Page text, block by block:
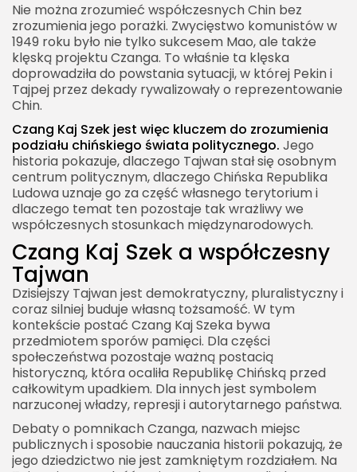
Nie można zrozumieć współczesnych Chin bez
zrozumienia jego porażki. Zwycięstwo komunistów w
1949 roku było nie tylko sukcesem Mao, ale także
klęską projektu Czanga. To właśnie ta klęska
doprowadziła do powstania sytuacji, w której Pekin i
Tajpej przez dekady rywalizowały o reprezentowanie
Chin.
Czang Kaj Szek jest więc kluczem do zrozumienia
podziału chińskiego świata politycznego. Jego
historia pokazuje, dlaczego Tajwan stał się osobnym
centrum politycznym, dlaczego Chińska Republika
Ludowa uznaje go za część własnego terytorium i
dlaczego temat ten pozostaje tak wrażliwy we
współczesnych stosunkach międzynarodowych.
Czang Kaj Szek a współczesny
Tajwan
Dzisiejszy Tajwan jest demokratyczny, pluralistyczny i
coraz silniej buduje własną tożsamość. W tym
kontekście postać Czang Kaj Szeka bywa
przedmiotem sporów pamięci. Dla części
społeczeństwa pozostaje ważną postacią
historyczną, która ocaliła Republikę Chińską przed
całkowitym upadkiem. Dla innych jest symbolem
narzuconej władzy, represji i autorytarnego państwa.
Debaty o pomnikach Czanga, nazwach miejsc
publicznych i sposobie nauczania historii pokazują, że
jego dziedzictwo nie jest zamkniętym rozdziałem. Na